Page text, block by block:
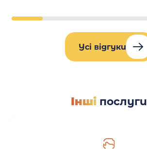
Усі відгуки
Іншіпослуги